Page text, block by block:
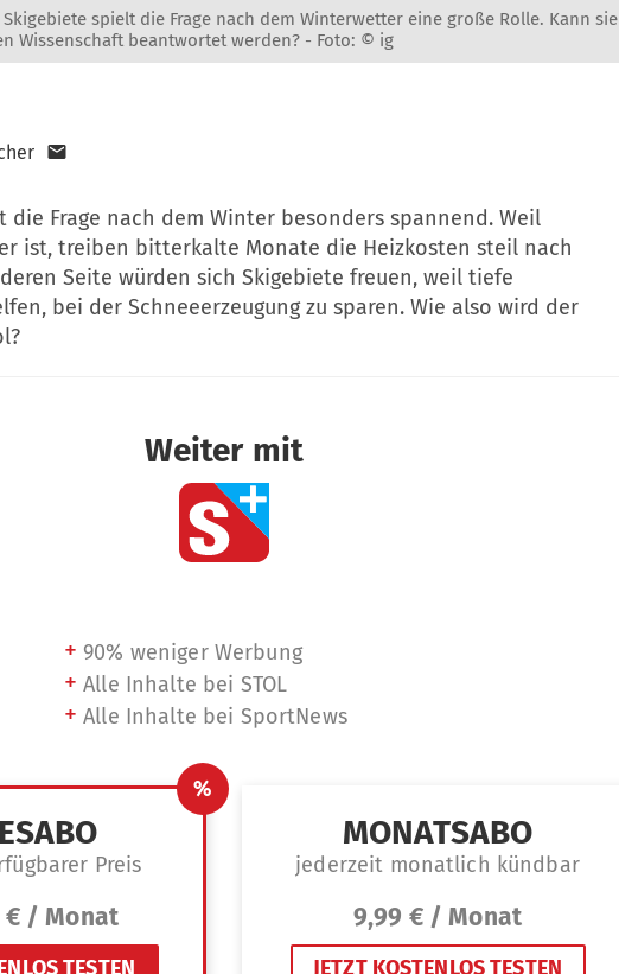
spielt die Frage nach dem Winterwetter eine große Rolle. Kann sie
Wissenschaft beantwortet werden? - Foto: © ig
die Frage nach dem Winter besonders spannend. Weil
ist, treiben bitterkalte Monate die Heizkosten steil nach
Seite würden sich Skigebiete freuen, weil tiefe
bei der Schneeerzeugung zu sparen. Wie also wird der